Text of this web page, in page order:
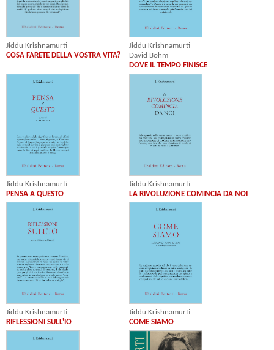
Jiddu Krishnamurti
COSA FARETE DELLA VOSTRA VITA?
Jiddu Krishnamurti
David Bohm
DOVE IL TEMPO FINISCE
Jiddu Krishnamurti
PENSA A QUESTO
Jiddu Krishnamurti
LA RIVOLUZIONE COMINCIA DA NOI
Jiddu Krishnamurti
RIFLESSIONI SULL'IO
Jiddu Krishnamurti
COME SIAMO